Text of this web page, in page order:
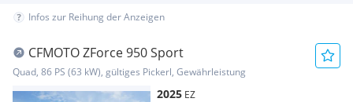
Infos zur Reihung der Anzeigen
CFMOTO ZForce 950 Sport
Quad, 86 PS (63 kW), gültiges Pickerl, Gewährleistung
2025 EZ